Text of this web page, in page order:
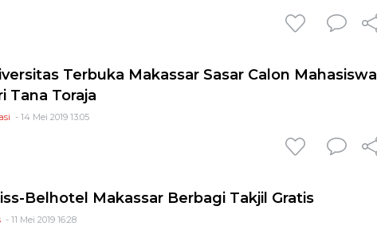
Terbuka Makassar Sasar Calon Mahasiswa
Tana Toraja
- 14 Mei 2019 13:05
Belhotel Makassar Berbagi Takjil Gratis
- 11 Mei 2019 16:28